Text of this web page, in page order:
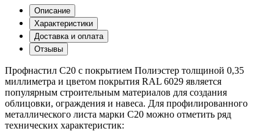
Описание
Характеристики
Доставка и оплата
Отзывы
Профнастил С20 с покрытием Полиэстер толщиной 0,35
миллиметра и цветом покрытия RAL 6029 является
популярным строительным материалов для создания
облицовки, ограждения и навеса. Для профилированного
металлического листа марки С20 можно отметить ряд
технических характеристик: